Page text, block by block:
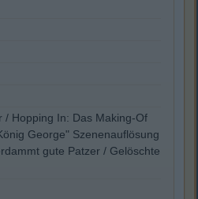
/ Hopping In: Das Making-Of
George" Szenenauflösung
gute Patzer / Gelöschte